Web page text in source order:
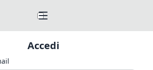
Accedi